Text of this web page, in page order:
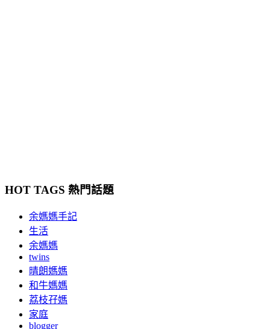
HOT TAGS 熱門話題
余媽媽手記
生活
余媽媽
twins
晴朗媽媽
和牛媽媽
荔枝孖媽
家庭
blogger